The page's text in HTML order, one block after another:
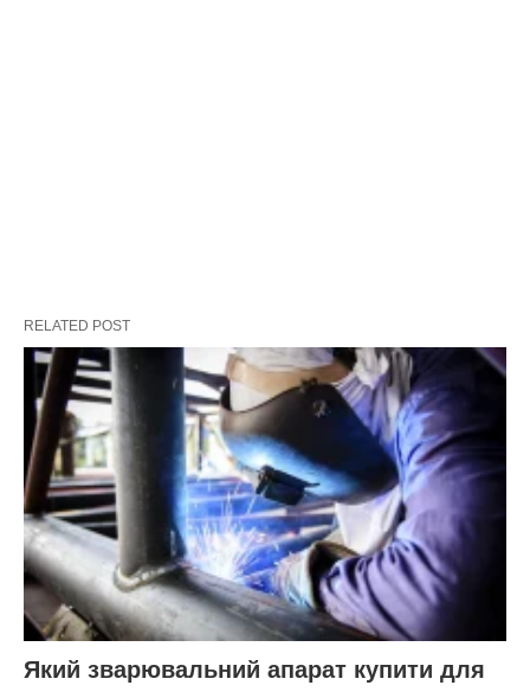
RELATED POST
Який зварювальний апарат купити для